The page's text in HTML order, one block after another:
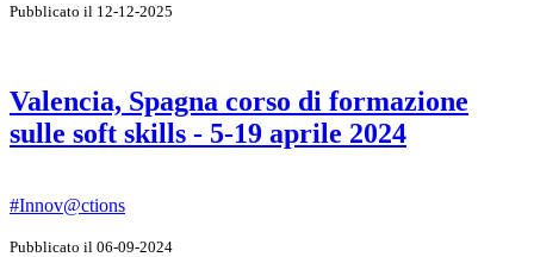
Pubblicato il 12-12-2025
Valencia, Spagna corso di formazione
sulle soft skills - 5-19 aprile 2024
#Innov@ctions
Pubblicato il 06-09-2024